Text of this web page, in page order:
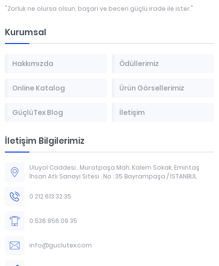
"Zorluk ne olursa olsun, başarı ve beceri güçlü irade ile ister."
Kurumsal
Hakkımızda Ödüllerimiz
Online Katalog Ürün Görsellerimiz
GüçlüTex Blog İletişim
İletişim Bilgilerimiz
Uluyol Caddesi . Muratpaşa Mah. Kalem Sokak. Emintaş
İhsan Atlı Sanayi Sitesi . No : 35 Bayrampaşa / İSTANBUL
0 212 613 32 35
0 536 856 09 35
info@guclutex.com